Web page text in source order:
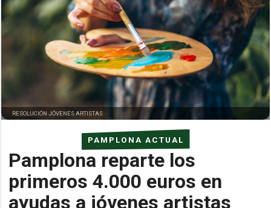
PAMPLONA ACTUAL
Pamplona reparte los
primeros 4.000 euros en
ayudas a jóvenes artistas
RESOLUCIÓN JÓVENES ARTISTAS